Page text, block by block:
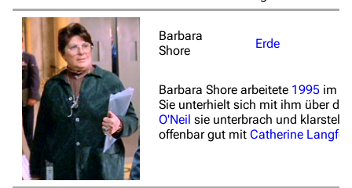
Barbara
Shore
Erde
Barbara Shore arbeitete 1995 im
Sie unterhielt sich mit ihm über
O'Neil sie unterbrach und
offenbar gut mit Catherine